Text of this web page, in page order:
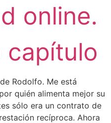
online.
capítulo
Rodolfo. Me está
quién alimenta mejor su
sólo era un contrato de
recíproca. Ahora